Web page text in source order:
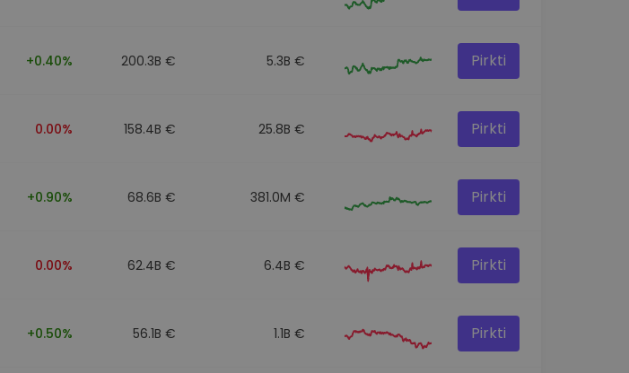
+0.40% 200.3B € 5.3B € Pirkti
0.00% 158.4B € 25.8B € Pirkti
+0.90% 68.6B € 381.0M € Pirkti
0.00% 62.4B € 6.4B € Pirkti
+0.50% 56.1B € 1.1B € Pirkti